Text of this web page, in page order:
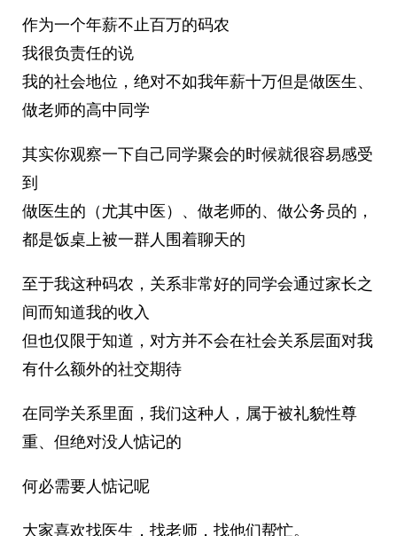
作为一个年薪不止百万的码农
我很负责任的说
我的社会地位，绝对不如我年薪十万但是做医生、
做老师的高中同学
其实你观察一下自己同学聚会的时候就很容易感受
到
做医生的（尤其中医）、做老师的、做公务员的，
都是饭桌上被一群人围着聊天的
至于我这种码农，关系非常好的同学会通过家长之
间而知道我的收入
但也仅限于知道，对方并不会在社会关系层面对我
有什么额外的社交期待
在同学关系里面，我们这种人，属于被礼貌性尊
重、但绝对没人惦记的
何必需要人惦记呢
大家喜欢找医生，找老师，找他们帮忙。